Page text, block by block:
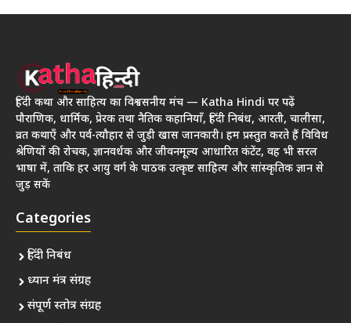
हिंदी कथा और साहित्य का विश्वसनीय मंच — Katha Hindi पर पढ़ें
पौराणिक, धार्मिक, प्रेरक तथा नैतिक कहानियाँ, हिंदी निबंध, आरती, चालीसा,
व्रत कथाएँ और पर्व-त्यौहार से जुड़ी खास जानकारी। हम प्रस्तुत करते हैं विविध
श्रेणियों की रोचक, ज्ञानवर्धक और जीवनमूल्य आधारित कंटेंट, वह भी सरल
भाषा में, ताकि हर आयु वर्ग के पाठक उत्कृष्ट साहित्य और सांस्कृतिक ज्ञान से
जुड़ सकें
Categories
हिंदी निबंध
ध्यान मंत्र संग्रह
संपूर्ण स्तोत्र संग्रह